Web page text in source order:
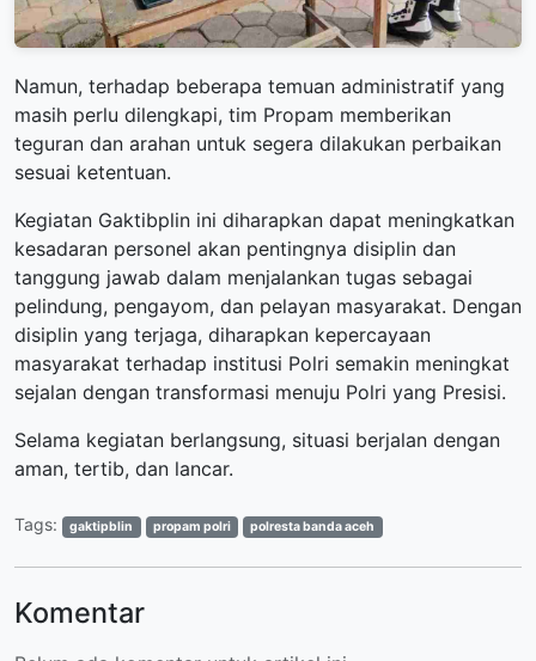
Namun, terhadap beberapa temuan administratif yang
masih perlu dilengkapi, tim Propam memberikan
teguran dan arahan untuk segera dilakukan perbaikan
sesuai ketentuan.
Kegiatan Gaktibplin ini diharapkan dapat meningkatkan
kesadaran personel akan pentingnya disiplin dan
tanggung jawab dalam menjalankan tugas sebagai
pelindung, pengayom, dan pelayan masyarakat. Dengan
disiplin yang terjaga, diharapkan kepercayaan
masyarakat terhadap institusi Polri semakin meningkat
sejalan dengan transformasi menuju Polri yang Presisi.
Selama kegiatan berlangsung, situasi berjalan dengan
aman, tertib, dan lancar.
Tags: gaktipblin propam polri polresta banda aceh
Komentar